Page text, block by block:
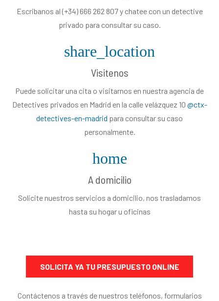
Escribanos al (+34) 666 262 807 y chatee con un detective
privado para consultar su caso.
share_location
Visitenos
Puede solicitar una cita o visitarnos en nuestra agencia de
Detectives privados en Madrid en la calle velázquez 10 @ctx-
detectives-en-madrid para consultar su caso
personalmente.
home
A domicilio
Solicite nuestros servicios a domicilio, nos trasladamos
hasta su hogar u oficinas
SOLICITA YA TU PRESUPUESTO ONLINE
Contáctenos a través de nuestros teléfonos, formularios